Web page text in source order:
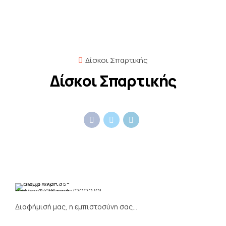
Σχετικά με εμάς
Επικοινωνία
Δίσκοι Σπαρτικής
Δίσκοι Σπαρτικής
Διαφήμισή μας, η εμπιστοσύνη σας…